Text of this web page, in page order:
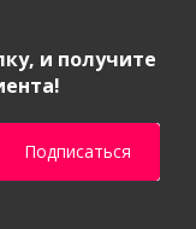
и получите